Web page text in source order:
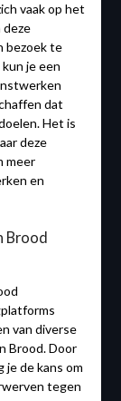
vaak op het
bezoek te
je een
dat
Het is
deze
meer
en
Brood
van diverse
Brood. Door
je de kans om
tegen